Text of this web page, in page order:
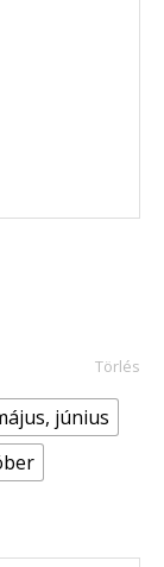
június
Törlés